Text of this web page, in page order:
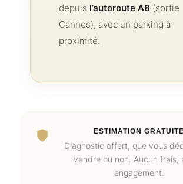
depuis l’autoroute A8 (sortie
Cannes), avec un parking à
proximité.
ESTIMATION GRATUITE
Diagnostic offert, que vous
vendre ou non. Aucun frais,
engagement.